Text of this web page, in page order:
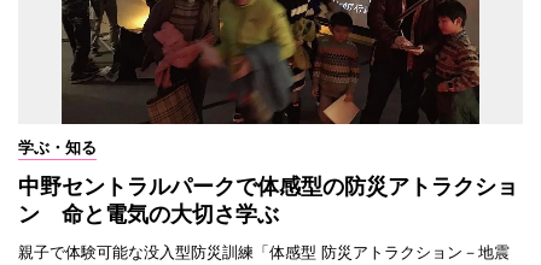
学ぶ・知る
中野セントラルパークで体感型の防災アトラクショ
ン 命と電気の大切さ学ぶ
親子で体験可能な没入型防災訓練「体感型 防災アトラクション－地震